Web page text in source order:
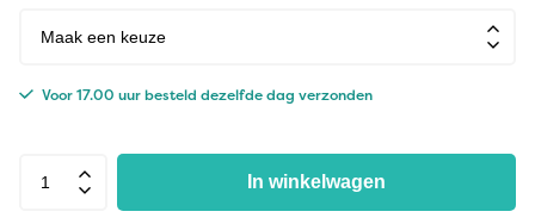
Voor 17.00 uur besteld dezelfde dag verzonden
In winkelwagen